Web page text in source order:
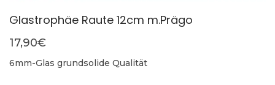
Glastrophäe Raute 12cm m.Prägo
17,90€
6mm-Glas grundsolide Qualität